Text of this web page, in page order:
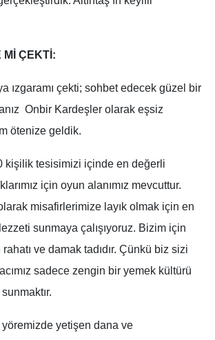
Mİ ÇEKTİ:
ızgaramı çekti; sohbet edecek güzel bir
Onbir Kardeşler olarak eşsiz
ötenize geldik.
kişilik tesisimizi içinde en değerli
için oyun alanımız mevcuttur.
misafirlerimize layık olmak için en
sunmaya çalışıyoruz. Bizim için
ve damak tadıdır. Çünkü biz sizi
sadece zengin bir yemek kültürü
yöremizde yetişen dana ve